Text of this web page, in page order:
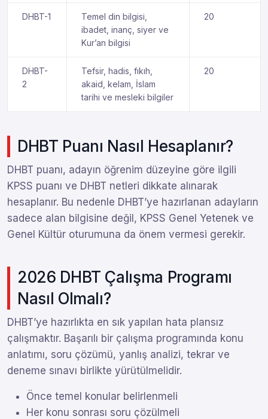
DHBT-1
Temel din bilgisi,
ibadet, inanç, siyer ve
Kur’an bilgisi
20
DHBT-
2
Tefsir, hadis, fıkıh,
akaid, kelam, İslam
tarihi ve mesleki bilgiler
20
DHBT Puanı Nasıl Hesaplanır?
DHBT puanı, adayın öğrenim düzeyine göre ilgili
KPSS puanı ve DHBT netleri dikkate alınarak
hesaplanır. Bu nedenle DHBT’ye hazırlanan adayların
sadece alan bilgisine değil, KPSS Genel Yetenek ve
Genel Kültür oturumuna da önem vermesi gerekir.
2026 DHBT Çalışma Programı
Nasıl Olmalı?
DHBT’ye hazırlıkta en sık yapılan hata plansız
çalışmaktır. Başarılı bir çalışma programında konu
anlatımı, soru çözümü, yanlış analizi, tekrar ve
deneme sınavı birlikte yürütülmelidir.
Önce temel konular belirlenmeli
Her konu sonrası soru çözülmeli